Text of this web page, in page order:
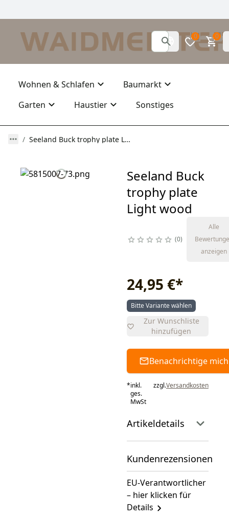
0 0
Wohnen & Schlafen
Baumarkt
Garten
Haustier Sonstiges
Seeland Buck trophy plate Light wood
Seeland Buck
trophy plate
Light wood
0
Alle
anzeigen
24,95 €*
Bitte Variante wählen
Zur Wunschliste
hinzufügen
Benachrichtige mich
*inkl.
ges.
MwSt
zzgl.Versandkosten
Artikeldetails
Kundenrezensionen
EU-Verantwortlicher
– hier klicken für
Details